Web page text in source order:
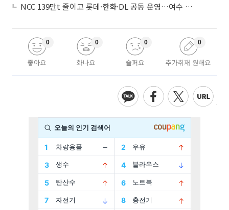
NCC 139만t 줄이고 롯데·한화·DL 공동 운영…여수 1호 본궤도
좋아요
0
화나요
0
슬퍼요
0
추가취재 원해요
0